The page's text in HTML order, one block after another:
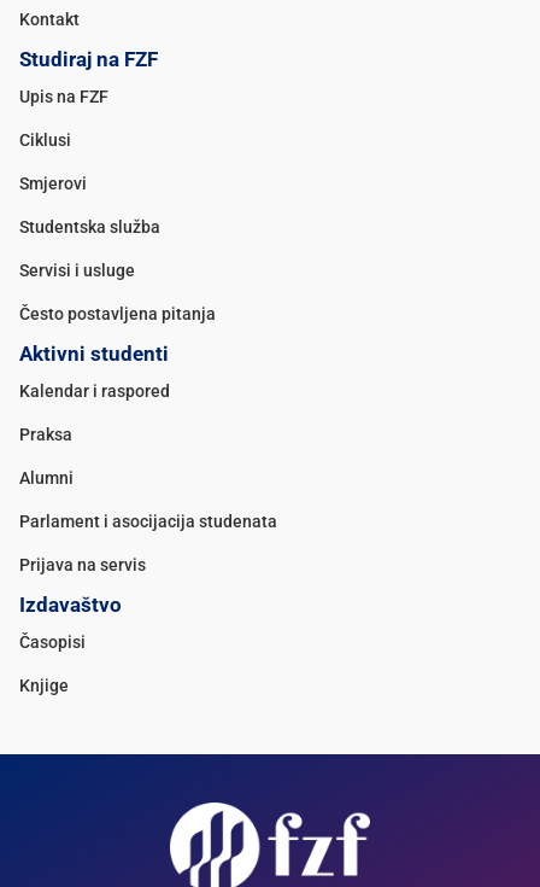
Kontakt
Studiraj na FZF
Upis na FZF
Ciklusi
Smjerovi
Studentska služba
Servisi i usluge
Često postavljena pitanja
Aktivni studenti
Kalendar i raspored
Praksa
Alumni
Parlament i asocijacija studenata
Prijava na servis
Izdavaštvo
Časopisi
Knjige